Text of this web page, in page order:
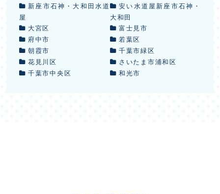
新座市石神・大和田水道
屋
安い水道屋新座市石神・
大和田
大宮区
富士見市
府中市
若葉区
朝霞市
千葉市緑区
花見川区
さいたま市浦和区
千葉市中央区
和光市